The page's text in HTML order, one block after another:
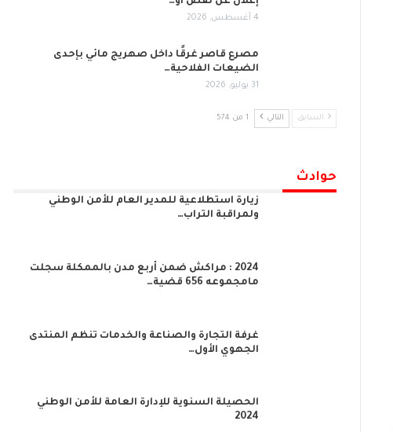
4 أغسطس, 2026
مصرع قاصر غرقًا داخل صهريج مائي بإحدى
الضيعات الفلاحية…
31 يوليو, 2026
السابق التالي 1 من 574
حوادث
زيارة استطلاعية للمدير العام للأمن الوطني
ولمراقبة التراب…
2024 : مراكش ضمن أربع مدن بالممكلة سجلت
مامجموعه 656 قضية…
غرفة التجارة والصناعة والخدمات تنظم المنتدى
الجهوي الأول…
الحصيلة السنوية للإدارة العامة للأمن الوطني
2024